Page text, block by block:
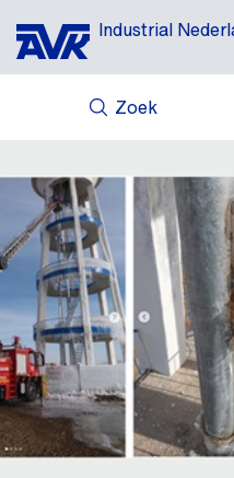
Industrial
Zoek
DOWNLOADS
CASE STORIES
CONTACT